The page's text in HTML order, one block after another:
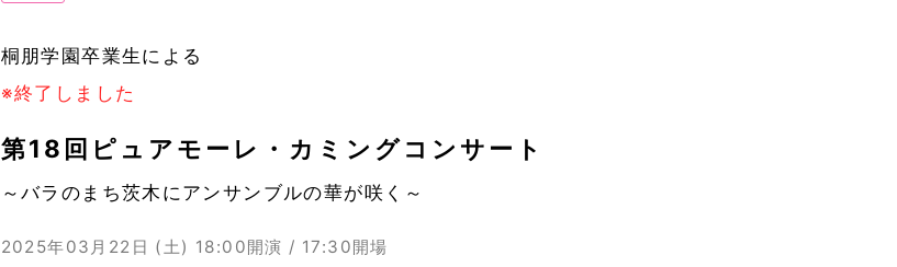
桐朋学園卒業生による
※終了しました
第18回ピュアモーレ・カミングコンサート
～バラのまち茨木にアンサンブルの華が咲く～
2025年03月22日 (土) 18:00開演 / 17:30開場